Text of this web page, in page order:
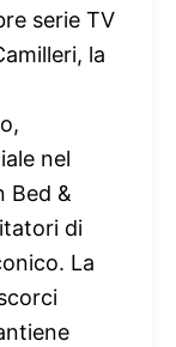
serie TV
la
nel
Bed &
di
La